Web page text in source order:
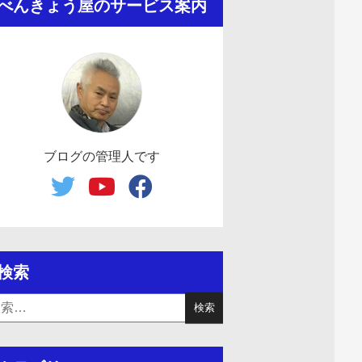
んきょう屋のサービス案内
ブログの管理人です
索